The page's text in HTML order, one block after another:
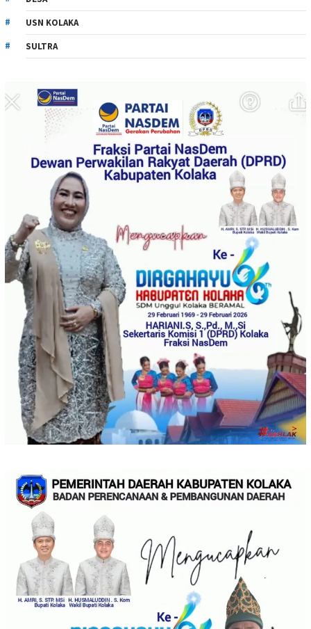
USN KOLAKA
SULTRA